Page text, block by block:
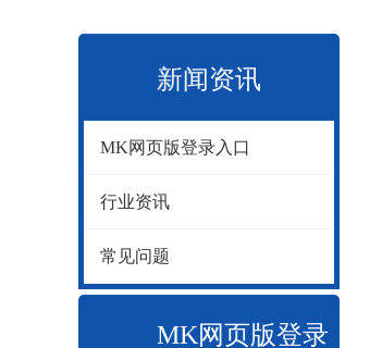
新闻资讯
MK网页版登录入口
行业资讯
常见问题
MK网页版登录